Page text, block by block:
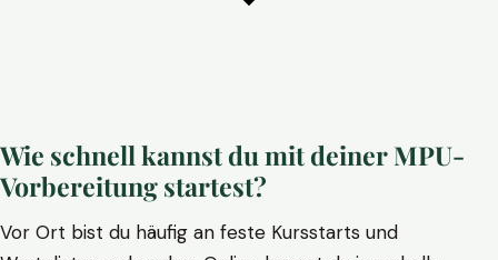
Wie schnell kannst du mit deiner MPU-
Vorbereitung startest?
Vor Ort bist du häufig an feste Kursstarts und